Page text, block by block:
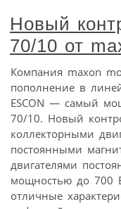
Новый
70/10 от
Компания maxon
пополнение в
ESCON — самый
70/10. Новый
коллекторными
постоянными
двигателями
мощностью до 700
отличные